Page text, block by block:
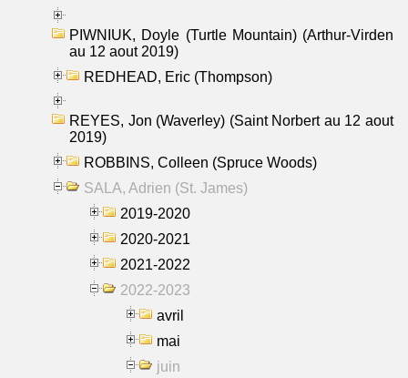
PIWNIUK, Doyle (Turtle Mountain) (Arthur-Virden
au 12 aout 2019)
REDHEAD, Eric (Thompson)
REYES, Jon (Waverley) (Saint Norbert au 12 aout
2019)
ROBBINS, Colleen (Spruce Woods)
SALA, Adrien (St. James)
2019-2020
2020-2021
2021-2022
2022-2023
avril
mai
juin